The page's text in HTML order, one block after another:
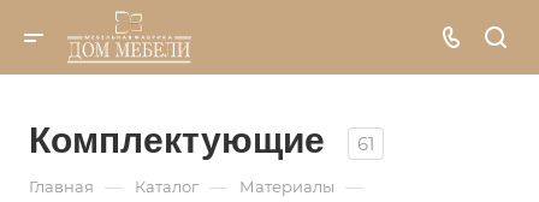
Комплектующие 61
Главная — Каталог — Материалы —